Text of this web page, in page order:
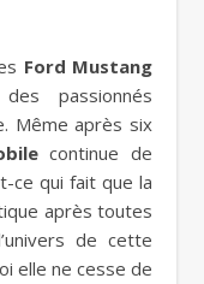
Ford Mustang
passionnés
Même après six
continue de
ce qui fait que la
après toutes
de cette
elle ne cesse de